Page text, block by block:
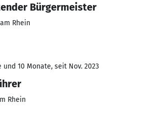
Bürgermeister
Rhein
und 10 Monate, seit Nov. 2023
Rhein